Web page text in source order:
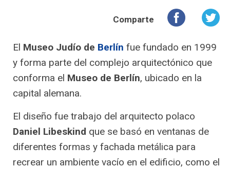
Comparte
El Museo Judío de Berlín fue fundado en 1999
y forma parte del complejo arquitectónico que
conforma el Museo de Berlín, ubicado en la
capital alemana.
El diseño fue trabajo del arquitecto polaco
Daniel Libeskind que se basó en ventanas de
diferentes formas y fachada metálica para
recrear un ambiente vacío en el edificio, como el